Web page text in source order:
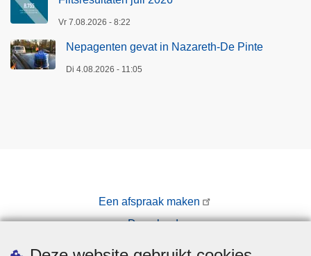
Vr 7.08.2026 - 8:22
Nepagenten gevat in Nazareth-De Pinte
Di 4.08.2026 - 11:05
Een afspraak maken
Downloads
Pers